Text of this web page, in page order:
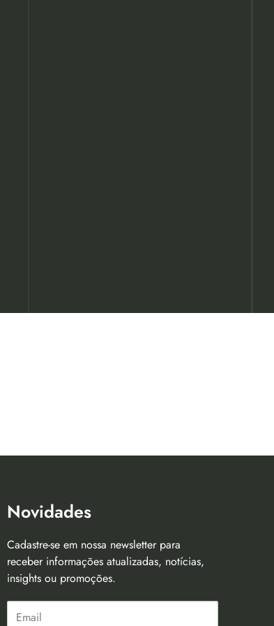
Novidades
Cadastre-se em nossa newsletter para
receber informações atualizadas, notícias,
insights ou promoções.